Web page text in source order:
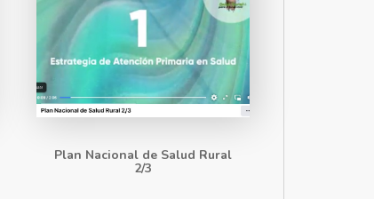
Plan Nacional de Salud Rural
2/3